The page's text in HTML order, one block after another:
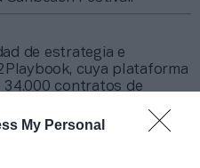
My Personal
de estrategia e
cuya plataforma
34.000 contratos de
deportivas y
segmentados por